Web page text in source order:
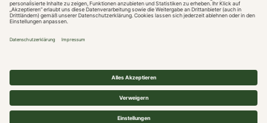
Karriere Impressum
Datenschutz
Gastaufnahmebedingungen